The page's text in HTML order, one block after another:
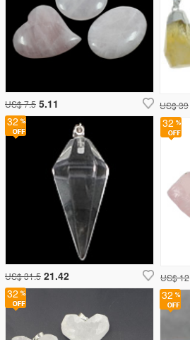
US$ 7.5 5.11
32
US$ 12
US$ 39
32
US$ 31.5 21.42
32 32